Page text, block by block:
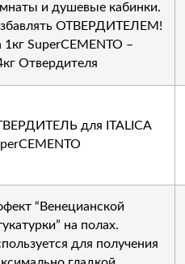
и душевые кабинки.
ОТВЕРДИТЕЛЕМ!
1кг SuperCEMENTO –
Отвердителя
для ITALICA
“Венецианской
на полах.
для получения